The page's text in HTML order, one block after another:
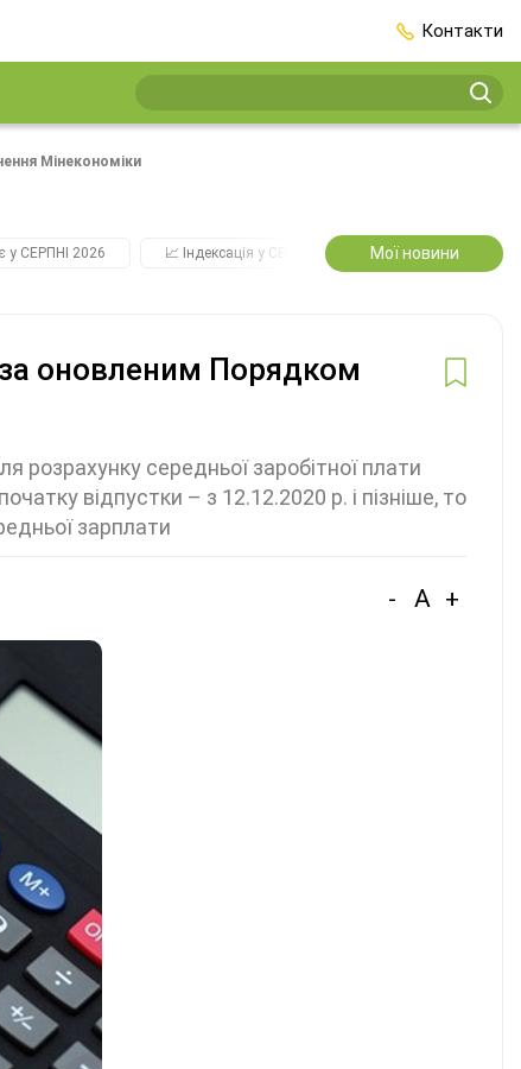
Контакти
Мінекономіки
СЕРПНІ 2026 📈 Індексація у СЕРПНІ 2️⃣0️⃣2️⃣7️⃣ Усі
Мої новини
оновленим Порядком
розрахунку середньої заробітної плати
відпустки – з 12.12.2020 р. і пізніше, то
зарплати
- A +